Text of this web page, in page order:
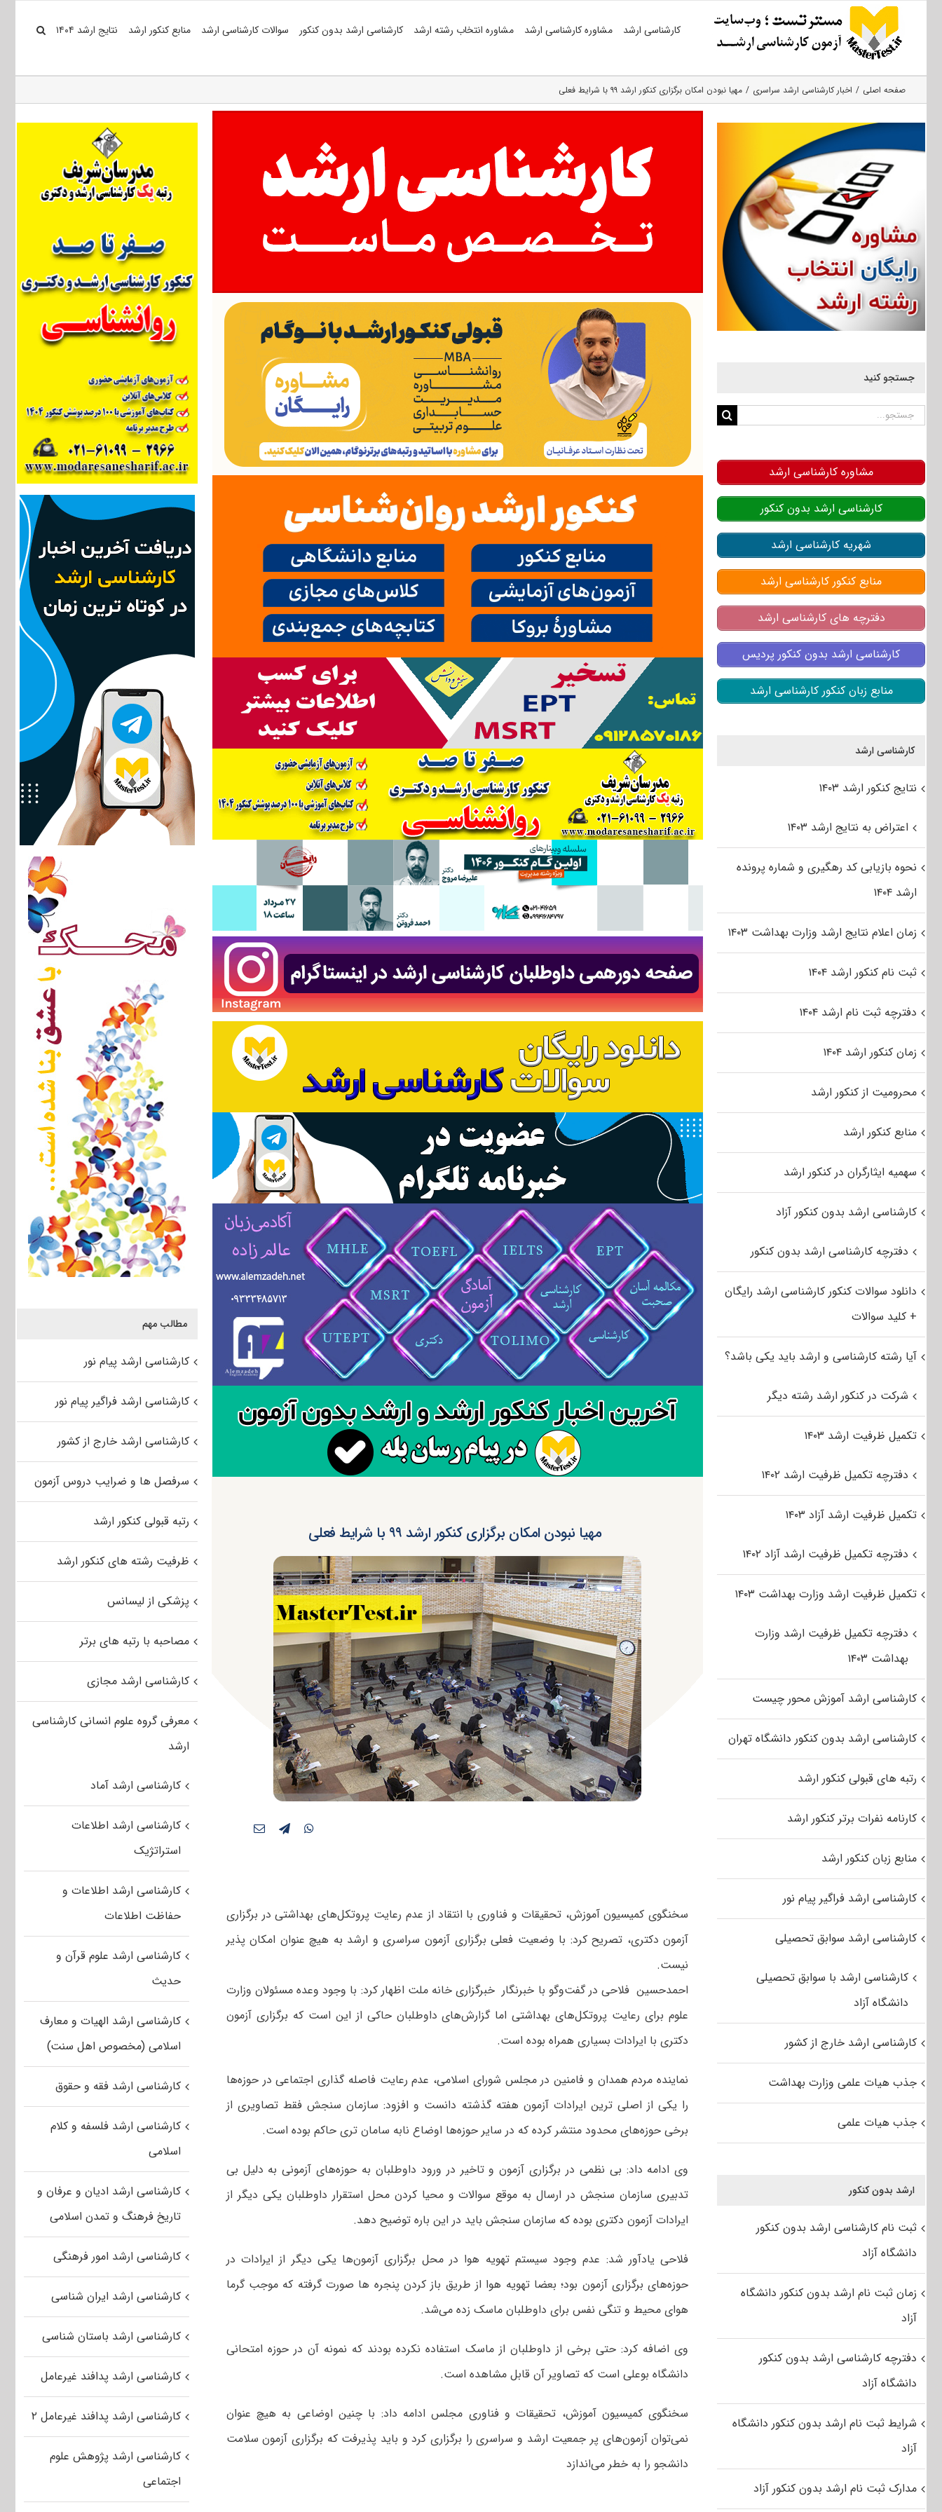
کارشناسی ارشد مشاوره کارشناسی ارشد مشاوره انتخاب رشته ارشد کارشناسی ارشد بدون کنکور سوالات کارشناسی ارشد منابع کنکور ارشد نتایج ارشد ۱۴۰۴
صفحه اصلی اخبار کارشناسی ارشد سراسری مهیا نبودن امکان برگزاری کنکور ارشد ۹۹ با شرایط فعلی
مهیا نبودن امکان برگزاری کنکور ارشد ۹۹ با شرایط فعلی
سخنگوی کمیسیون آموزش، تحقیقات و فناوری با انتقاد از عدم رعایت پروتکل‌های بهداشتی در برگزاری
آزمون دکتری، تصریح کرد: با وضعیت فعلی برگزاری آزمون سراسری و ارشد به هیچ عنوان امکان پذیر
نیست.
احمدحسین فلاحی در گفت‌وگو با خبرنگار خبرگزاری خانه ملت اظهار کرد: با وجود وعده مسئولان وزارت
علوم برای رعایت پروتکل‌های بهداشتی اما گزارش‌های داوطلبان حاکی از این است که برگزاری آزمون
دکتری با ایرادات بسیاری همراه بوده است.
نماینده مردم همدان و فامنین در مجلس شورای اسلامی، عدم رعایت فاصله گذاری اجتماعی در حوزه‌ها
را یکی از اصلی ترین ایرادات آزمون هفته گذشته دانست و افزود: سازمان سنجش فقط تصاویری از
برخی حوزه‌های محدود منتشر کرده که در سایر حوزه‌ها اوضاع نابه سامان تری حاکم بوده است.
وی ادامه داد: بی نظمی در برگزاری آزمون و تاخیر در ورود داوطلبان به حوزه‌های آزمونی به دلیل بی
تدبیری سازمان سنجش در ارسال به موقع سوالات و محیا کردن محل استقرار داوطلبان یکی دیگر از
ایرادات آزمون دکتری بوده که سازمان سنجش باید در این باره توضیح دهد.
فلاحی یادآور شد: عدم وجود سیستم تهویه هوا در محل برگزاری آزمون‌ها یکی دیگر از ایرادات در
حوزه‌های برگزاری آزمون بود؛ بعضا تهویه هوا از طریق باز کردن پنجره ها صورت گرفته که موجب گرما
هوای محیط و تنگی نفس برای داوطلبان ماسک زده می‌شد.
وی اضافه کرد: حتی برخی از داوطلبان از ماسک استفاده نکرده بودند که نمونه آن در حوزه امتحانی
دانشگاه بوعلی است که تصاویر آن قابل مشاهده است.
سخنگوی کمیسیون آموزش، تحقیقات و فناوری مجلس ادامه داد: با چنین اوضاعی به هیچ عنوان
نمی‌توان آزمون‌های پر جمعیت ارشد و سراسری را برگزاری کرد و باید پذیرفت که برگزاری آزمون سلامت
دانشجو را به خطر می‌اندازد
مطالب مهم
کارشناسی ارشد پیام نور
کارشناسی ارشد فراگیر پیام نور
کارشناسی ارشد خارج از کشور
سرفصل ها و ضرایب دروس آزمون
رتبه قبولی کنکور ارشد
ظرفیت رشته های کنکور ارشد
پزشکی از لیسانس
مصاحبه با رتبه های برتر
کارشناسی ارشد مجازی
معرفی گروه علوم انسانی کارشناسی
ارشد
کارشناسی ارشد آماد
کارشناسی ارشد اطلاعات
استراتژیک
کارشناسی ارشد اطلاعات و
حفاظت اطلاعات
کارشناسی ارشد علوم قرآن و
حدیث
کارشناسی ارشد الهیات و معارف
اسلامی (مخصوص اهل سنت)
کارشناسی ارشد فقه و حقوق
کارشناسی ارشد فلسفه و کلام
اسلامی
کارشناسی ارشد ادیان و عرفان و
تاریخ فرهنگ و تمدن اسلامی
کارشناسی ارشد امور فرهنگی
کارشناسی ارشد ایران شناسی
کارشناسی ارشد باستان شناسی
کارشناسی ارشد پدافند غیرعامل
کارشناسی ارشد پدافند غیرعامل ۲
کارشناسی ارشد پژوهش علوم
اجتماعی
جستجو کنید
جستجو
مشاوره کارشناسی ارشد
کارشناسی ارشد بدون کنکور
شهریه کارشناسی ارشد
منابع کنکور کارشناسی ارشد
دفترچه های کارشناسی ارشد
کارشناسی ارشد بدون کنکور پردیس
منابع زبان کنکور کارشناسی ارشد
کارشناسی ارشد
نتایج کنکور ارشد ۱۴۰۳
اعتراض به نتایج ارشد ۱۴۰۳
نحوه بازیابی کد رهگیری و شماره پرونده
ارشد ۱۴۰۴
زمان اعلام نتایج ارشد وزارت بهداشت ۱۴۰۳
ثبت نام کنکور ارشد ۱۴۰۴
دفترچه ثبت نام ارشد ۱۴۰۴
زمان کنکور ارشد ۱۴۰۴
محرومیت از کنکور ارشد
منابع کنکور ارشد
سهمیه ایثارگران در کنکور ارشد
کارشناسی ارشد بدون کنکور آزاد
دفترچه کارشناسی ارشد بدون کنکور
دانلود سوالات کنکور کارشناسی ارشد رایگان
+ کلید سوالات
آیا رشته کارشناسی و ارشد باید یکی باشد؟
شرکت در کنکور ارشد رشته دیگر
تکمیل ظرفیت ارشد ۱۴۰۳
دفترچه تکمیل ظرفیت ارشد ۱۴۰۲
تکمیل ظرفیت ارشد آزاد ۱۴۰۳
دفترچه تکمیل ظرفیت ارشد آزاد ۱۴۰۲
تکمیل ظرفیت ارشد وزارت بهداشت ۱۴۰۳
دفترچه تکمیل ظرفیت ارشد وزارت
بهداشت ۱۴۰۳
کارشناسی ارشد آموزش محور چیست
کارشناسی ارشد بدون کنکور دانشگاه تهران
رتبه های قبولی کنکور ارشد
کارنامه نفرات برتر کنکور ارشد
منابع زبان کنکور ارشد
کارشناسی ارشد فراگیر پیام نور
کارشناسی ارشد سوابق تحصیلی
کارشناسی ارشد با سوابق تحصیلی
دانشگاه آزاد
کارشناسی ارشد خارج از کشور
جذب هیات علمی وزارت بهداشت
جذب هیات علمی
ارشد بدون کنکور
ثبت نام کارشناسی ارشد بدون کنکور
دانشگاه آزاد
زمان ثبت نام ارشد بدون کنکور دانشگاه
آزاد
دفترچه کارشناسی ارشد بدون کنکور
دانشگاه آزاد
شرایط ثبت نام ارشد بدون کنکور دانشگاه
آزاد
مدارک ثبت نام ارشد بدون کنکور آزاد